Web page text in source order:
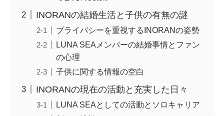
INORANの結婚生活と子供の有無の謎
プライバシーを重視するINORANの姿勢
LUNA SEAメンバーの結婚事情とファン
の心理
子供に関する情報の空白
INORANの現在の活動と充実した日々
LUNA SEAとしての活動とソロキャリア